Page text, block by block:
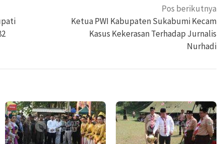
Pos berikutnya
Ketua PWI Kabupaten Sukabumi Kecam
Kasus Kekerasan Terhadap Jurnalis
Nurhadi